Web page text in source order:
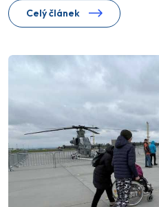
Celý článek